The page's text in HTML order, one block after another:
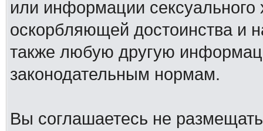
или информации
оскорбляющей достоинства и
также любую другую
законодательным нормам.
Вы соглашаетесь не